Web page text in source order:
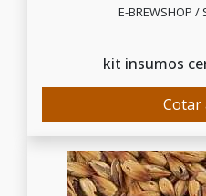
E-BREWSHOP /
kit insumos
Cotar